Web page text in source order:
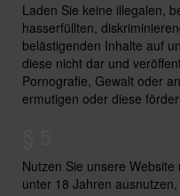
Laden Sie keine illegalen,
hasserfüllten,
belästigenden Inhalte auf
diese nicht dar und
Pornografie, Gewalt oder
ermutigen oder diese
Nutzen Sie unsere
unter 18 Jahren